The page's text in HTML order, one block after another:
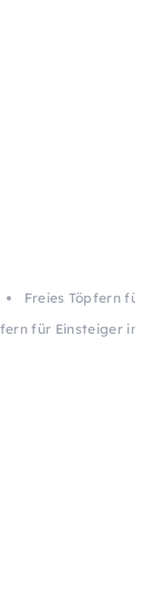
Freies Töpfern für
für Einsteiger in